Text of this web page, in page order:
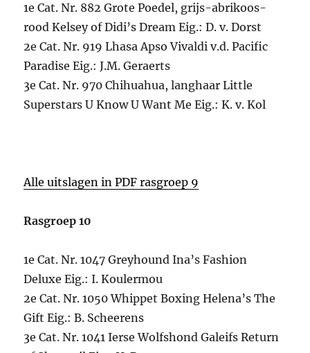
1e Cat. Nr. 882 Grote Poedel, grijs-abrikoos-
rood Kelsey of Didi’s Dream Eig.: D. v. Dorst
2e Cat. Nr. 919 Lhasa Apso Vivaldi v.d. Pacific
Paradise Eig.: J.M. Geraerts
3e Cat. Nr. 970 Chihuahua, langhaar Little
Superstars U Know U Want Me Eig.: K. v. Kol
Alle uitslagen in PDF rasgroep 9
Rasgroep 10
1e Cat. Nr. 1047 Greyhound Ina’s Fashion
Deluxe Eig.: I. Koulermou
2e Cat. Nr. 1050 Whippet Boxing Helena’s The
Gift Eig.: B. Scheerens
3e Cat. Nr. 1041 Ierse Wolfshond Galeifs Return